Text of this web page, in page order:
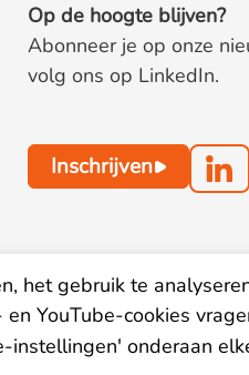
Op de hoogte blijven?
Abonneer je op onze
volg ons op LinkedIn.
Inschrijven
het gebruik te
YouTube-cookies
instellingen' onderaan